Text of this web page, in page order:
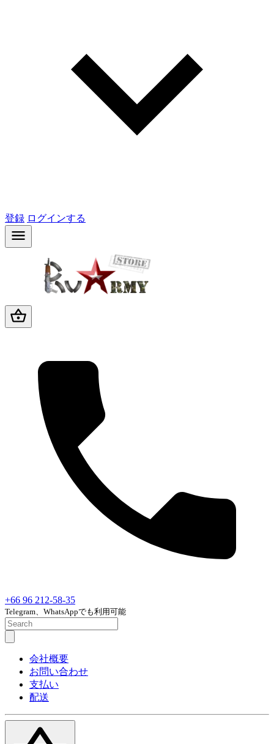
登録 ログインする
+66 96 212-58-35
Telegram、WhatsAppでも利用可能
会社概要
お問い合わせ
支払い
配送